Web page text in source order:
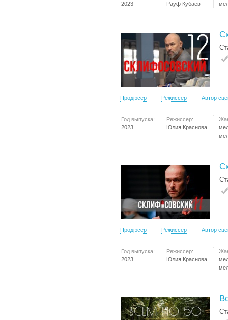
2023
Рауф Кубаев
Продюсер Режиссер Автор
Год выпуска:
2023
Режиссер:
Юлия Краснова
Продюсер Режиссер Автор
Год выпуска:
2023
Режиссер:
Юлия Краснова